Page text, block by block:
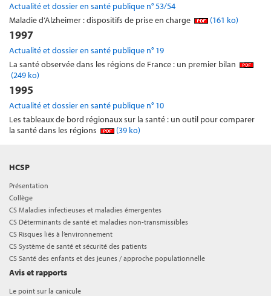
Actualité et dossier en santé publique n° 53/54
Maladie d’Alzheimer : dispositifs de prise en charge
(161 ko)
1997
Actualité et dossier en santé publique n° 19
La santé observée dans les régions de France : un premier bilan
(249 ko)
1995
Actualité et dossier en santé publique n° 10
Les tableaux de bord régionaux sur la santé : un outil pour comparer
la santé dans les régions
(39 ko)
HCSP
Présentation
Collège
CS Maladies infectieuses et maladies émergentes
CS Déterminants de santé et maladies non-transmissibles
CS Risques liés à l’environnement
CS Système de santé et sécurité des patients
CS Santé des enfants et des jeunes / approche populationnelle
Avis et rapports
Le point sur la canicule